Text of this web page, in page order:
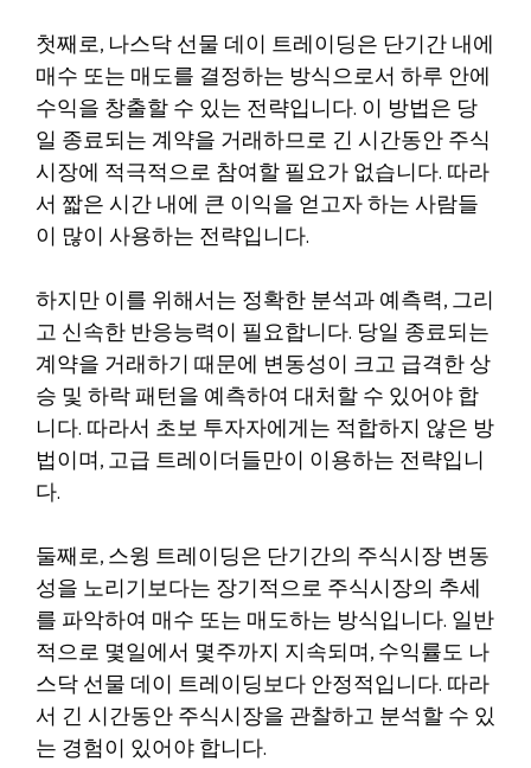
첫째로, 나스닥 선물 데이 트레이딩은 단기간 내에
매수 또는 매도를 결정하는 방식으로서 하루 안에
수익을 창출할 수 있는 전략입니다. 이 방법은 당
일 종료되는 계약을 거래하므로 긴 시간동안 주식
시장에 적극적으로 참여할 필요가 없습니다. 따라
서 짧은 시간 내에 큰 이익을 얻고자 하는 사람들
이 많이 사용하는 전략입니다.
하지만 이를 위해서는 정확한 분석과 예측력, 그리
고 신속한 반응능력이 필요합니다. 당일 종료되는
계약을 거래하기 때문에 변동성이 크고 급격한 상
승 및 하락 패턴을 예측하여 대처할 수 있어야 합
니다. 따라서 초보 투자자에게는 적합하지 않은 방
법이며, 고급 트레이더들만이 이용하는 전략입니
다.
둘째로, 스윙 트레이딩은 단기간의 주식시장 변동
성을 노리기보다는 장기적으로 주식시장의 추세
를 파악하여 매수 또는 매도하는 방식입니다. 일반
적으로 몇일에서 몇주까지 지속되며, 수익률도 나
스닥 선물 데이 트레이딩보다 안정적입니다. 따라
서 긴 시간동안 주식시장을 관찰하고 분석할 수 있
는 경험이 있어야 합니다.